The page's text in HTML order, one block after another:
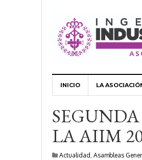
INICIO LA
LA AIIM
Actualidad , Asambleas